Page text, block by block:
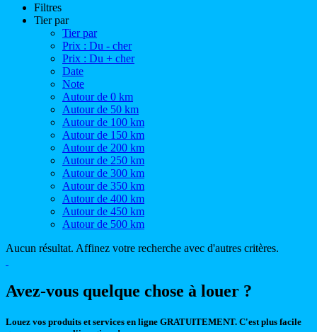
Filtres
Tier par
Tier par
Prix : Du - cher
Prix : Du + cher
Date
Note
Autour de 0 km
Autour de 50 km
Autour de 100 km
Autour de 150 km
Autour de 200 km
Autour de 250 km
Autour de 300 km
Autour de 350 km
Autour de 400 km
Autour de 450 km
Autour de 500 km
Aucun résultat. Affinez votre recherche avec d'autres critères.
Avez-vous quelque chose à louer ?
Louez vos produits et services en ligne GRATUITEMENT. C'est plus facile